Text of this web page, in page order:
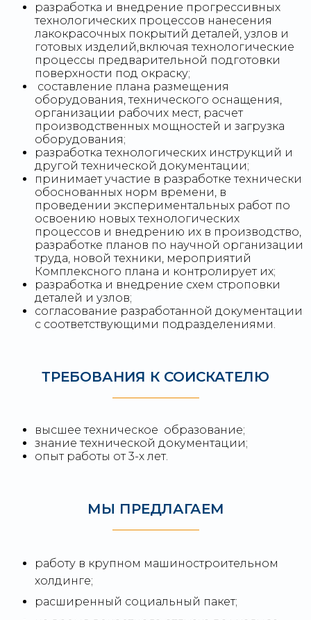
разработка и внедрение прогрессивных
технологических процессов нанесения
лакокрасочных покрытий деталей, узлов и
готовых изделий,включая технологические
процессы предварительной подготовки
поверхности под окраску;
составление плана размещения
оборудования, технического оснащения,
организации рабочих мест, расчет
производственных мощностей и загрузка
оборудования;
разработка технологических инструкций и
другой технической документации;
принимает участие в разработке технически
обоснованных норм времени, в
проведении экспериментальных работ по
освоению новых технологических
процессов и внедрению их в производство,
разработке планов по научной организации
труда, новой техники, мероприятий
Комплексного плана и контролирует их;
разработка и внедрение схем строповки
деталей и узлов;
согласование разработанной документации
с соответствующими подразделениями.
ТРЕБОВАНИЯ К СОИСКАТЕЛЮ
высшее техническое образование;
знание технической документации;
опыт работы от 3-х лет.
МЫ ПРЕДЛАГАЕМ
работу в крупном машиностроительном
холдинге;
расширенный социальный пакет;